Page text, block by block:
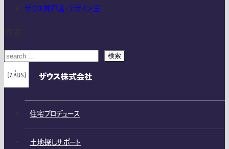
ザウス神戸店・デザイン室
検索
住宅プロデュース
土地探しサポート